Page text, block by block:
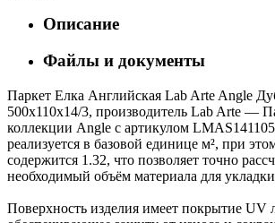
Описание
Файлы и документы
Паркет Елка Английская Lab Arte Angle
500х110х14/3, производитель Lab Arte —
коллекции Angle с артикулом
реализуется в базовой единице м², при
содержится 1.32, что позволяет точно
необходимый объём материала для
Поверхность изделия имеет покрытие UV